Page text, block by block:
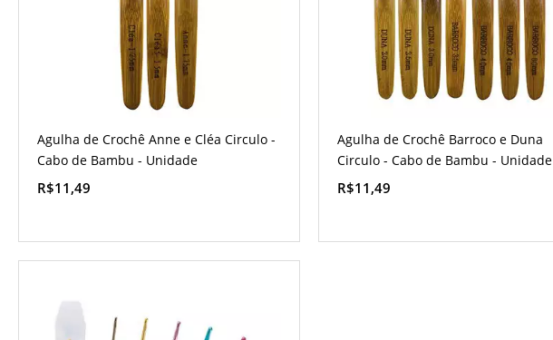
Agulha de Crochê Anne e Cléa Circulo -
Cabo de Bambu - Unidade
R$11,49
Agulha de Crochê Barroco e Duna
Circulo - Cabo de Bambu - Unidade
R$11,49